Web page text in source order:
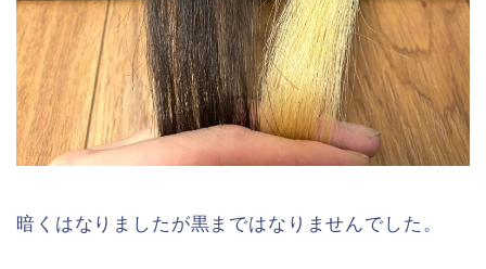
暗くはなりましたが黒まではなりませんでした。